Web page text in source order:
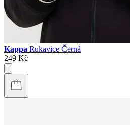
Kappa Rukavice Černá
249 Kč